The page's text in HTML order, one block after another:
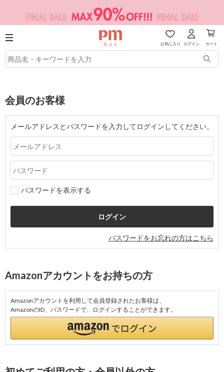
お気に入り ログイン カート
会員のお客様
メールアドレスとパスワードを入力してログインしてください。
パスワードを表示する
パスワードをお忘れの方はこちら
Amazonアカウントをお持ちの方
Amazonアカウントを利用して会員登録されたお客様は、
AmazonのID、パスワードで、ログインすることができます。